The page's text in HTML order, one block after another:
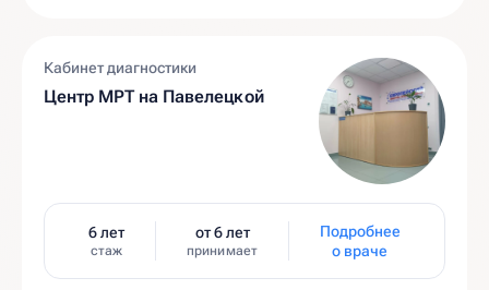
Кабинет диагностики
Центр МРТ на Павелецкой
6 лет
стаж
от 6 лет
принимает
Подробнее
о враче